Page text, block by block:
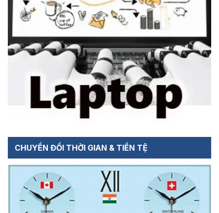
CHUYỂN ĐỔI THỜI GIAN & TIỀN TỆ